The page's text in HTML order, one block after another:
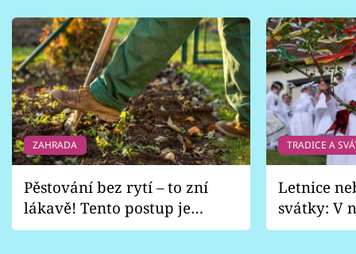
ZAHRADA
Pěstování bez rytí – to zní
lákavě! Tento postup je
vhodný jen pro některé
TRADICE A
Letnice
svátky: V
pondělí